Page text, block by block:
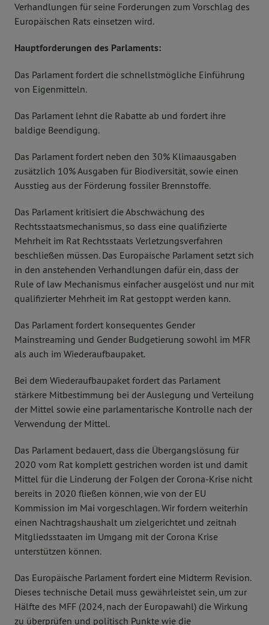
Verhandlungen für seine Forderungen zum Vorschlag des
Europäischen Rats einsetzen wird.
Hauptforderungen des Parlaments:
Das Parlament fordert die schnellstmögliche Einführung
von Eigenmitteln.
Das Parlament lehnt die Rabatte ab und fordert ihre
baldige Beendigung.
Das Parlament fordert neben den 30% Klimaausgaben
zusätzlich 10% Ausgaben für Biodiversität, sowie einen
Ausstieg aus der Förderung fossiler Brennstoffe.
Das Parlament kritisiert die Abschwächung des
Rechtsstaatsmechanismus, so dass eine qualifizierte
Mehrheit im Rat Rechtsstaats Verletzungsverfahren
beschließen müssen. Das Europäische Parlament setzt sich
in den anstehenden Verhandlungen dafür ein, dass der
Rule of law Mechanismus einfacher ausgelöst und nur mit
qualifizierter Mehrheit im Rat gestoppt werden kann.
Das Parlament fordert konsequentes Gender
Mainstreaming und Gender Budgetierung sowohl im MFR
als auch im Wiederaufbaupaket.
Bei dem Wiederaufbaupaket fordert das Parlament
stärkere Mitbestimmung bei der Auslegung und Verteilung
der Mittel sowie eine parlamentarische Kontrolle nach der
Verwendung der Mittel.
Das Parlament bedauert, dass die Übergangslösung für
2020 vom Rat komplett gestrichen worden ist und damit
Mittel für die Linderung der Folgen der Corona-Krise nicht
bereits in 2020 fließen können, wie von der EU
Kommission im Mai vorgeschlagen. Wir fordern weiterhin
einen Nachtragshaushalt um zielgerichtet und zeitnah
Mitgliedsstaaten im Umgang mit der Corona Krise
unterstützen können.
Das Europäische Parlament fordert eine Midterm Revision.
Dieses technische Detail muss gewährleistet sein, um zur
Hälfte des MFF (2024, nach der Europawahl) die Wirkung
zu überprüfen und politisch Punkte wie die